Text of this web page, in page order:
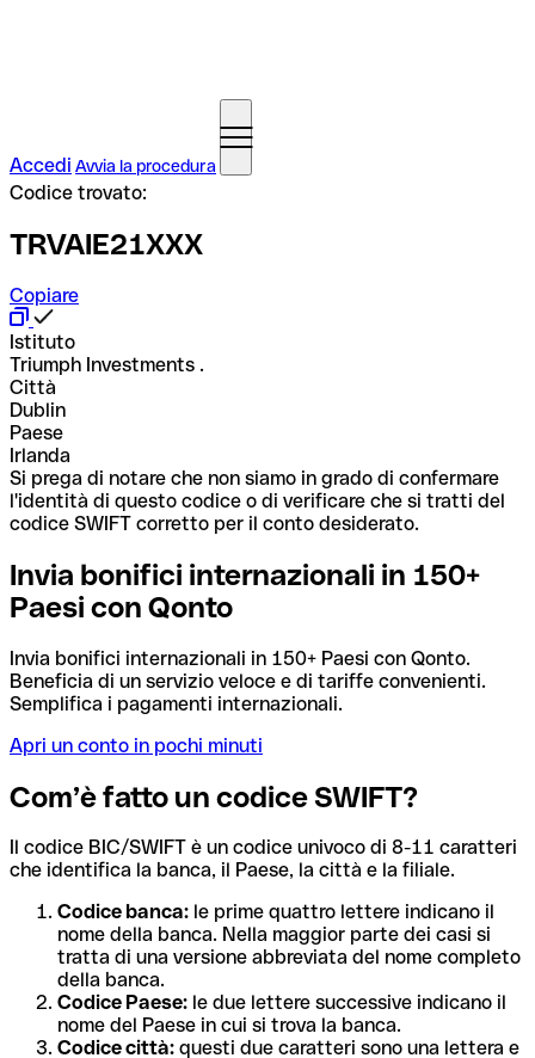
Accedi Avvia la procedura
Codice trovato:
TRVAIE21XXX
Copiare
Istituto
Triumph Investments .
Città
Dublin
Paese
Irlanda
Si prega di notare che non siamo in grado di confermare
l'identità di questo codice o di verificare che si tratti del
codice SWIFT corretto per il conto desiderato.
Invia bonifici internazionali in 150+
Paesi con Qonto
Invia bonifici internazionali in 150+ Paesi con Qonto.
Beneficia di un servizio veloce e di tariffe convenienti.
Semplifica i pagamenti internazionali.
Apri un conto in pochi minuti
Com’è fatto un codice SWIFT?
Il codice BIC/SWIFT è un codice univoco di 8-11 caratteri
che identifica la banca, il Paese, la città e la filiale.
Codice banca: le prime quattro lettere indicano il
nome della banca. Nella maggior parte dei casi si
tratta di una versione abbreviata del nome completo
della banca.
Codice Paese: le due lettere successive indicano il
nome del Paese in cui si trova la banca.
Codice città: questi due caratteri sono una lettera e